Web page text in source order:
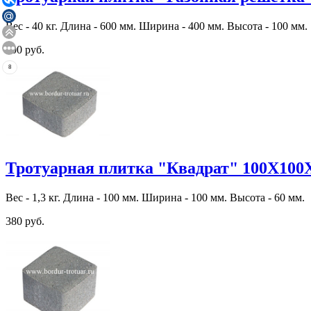
Вес - 40 кг. Длина - 600 мм. Ширина - 400 мм. Высота - 100 мм.
600 руб.
Тротуарная плитка "Квадрат"
Вес - 1,3 кг. Длина - 100 мм. Ширина - 100 мм. Высота - 60 мм.
380 руб.
8